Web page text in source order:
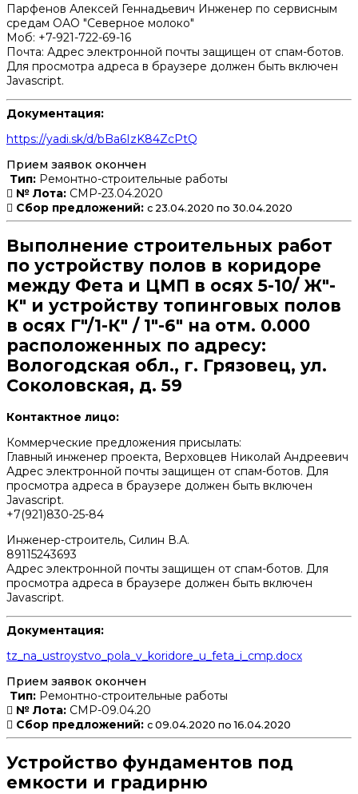
Парфенов Алексей Геннадьевич Инженер по сервисным
средам ОАО "Северное молоко"
Моб: +7-921-722-69-16
Почта: Адрес электронной почты защищен от спам-ботов.
Для просмотра адреса в браузере должен быть включен
Javascript.
Документация:
https://yadi.sk/d/bBa6IzK84ZcPtQ
Прием заявок окончен
Тип: Ремонтно-строительные работы
№ Лота: СМР-23.04.2020
Сбор предложений: с 23.04.2020 по 30.04.2020
Выполнение строительных работ
по устройству полов в коридоре
между Фета и ЦМП в осях 5-10/ Ж"-
К" и устройству топинговых полов
в осях Г"/1-К" / 1"-6" на отм. 0.000
расположенных по адресу:
Вологодская обл., г. Грязовец, ул.
Соколовская, д. 59
Контактное лицо:
Коммерческие предложения присылать:
Главный инженер проекта, Верховцев Николай Андреевич
Адрес электронной почты защищен от спам-ботов. Для
просмотра адреса в браузере должен быть включен
Javascript.
+7(921)830-25-84
Инженер-строитель, Силин В.А.
89115243693
Адрес электронной почты защищен от спам-ботов. Для
просмотра адреса в браузере должен быть включен
Javascript.
Документация:
tz_na_ustroystvo_pola_v_koridore_u_feta_i_cmp.docx
Прием заявок окончен
Тип: Ремонтно-строительные работы
№ Лота: СМР-09.04.20
Сбор предложений: с 09.04.2020 по 16.04.2020
Устройство фундаментов под
емкости и градирню